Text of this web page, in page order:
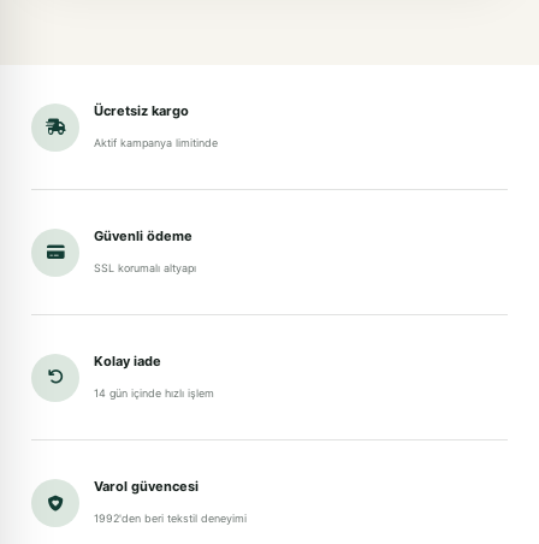
Ücretsiz kargo
Aktif kampanya limitinde
Güvenli ödeme
SSL korumalı altyapı
Kolay iade
14 gün içinde hızlı işlem
Varol güvencesi
1992'den beri tekstil deneyimi